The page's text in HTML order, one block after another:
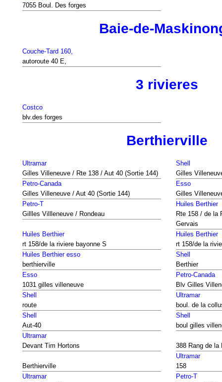
7055 Boul. Des forges
Baie-de-
Couche-Tard 160,
autoroute 40 E,
3 rivieres
Costco
blv.des forges
Berthierville
Ultramar
Gilles Villeneuve / Rte 138 / Aut 40 (Sortie 144)
Shell
Gilles
Petro-Canada
Gilles Villeneuve / Aut 40 (Sortie 144)
Esso
Gilles
Petro-T
Gillles Villleneuve / Rondeau
Huiles Berthier
Rte 158 / de la
Gervais
Huiles Berthier
rt 158/de la riviere bayonne S
Huiles Berthier
rt 158/de la
Huiles Berthier esso
berthierville
Shell
Berthier
Esso
1031 gilles villeneuve
Petro-Canada
Blv Gilles
Shell
route
Ultramar
boul. de la
Shell
Aut-40
Shell
boul gilles
Ultramar
Devant Tim Hortons
388 Rang de la
Berthierville
Ultramar
158
Ultramar
Petro-T